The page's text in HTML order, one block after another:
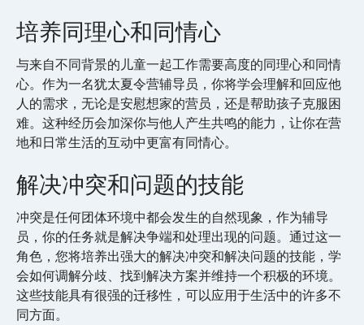
培养同理心和同情心
与来自不同背景的儿童一起工作需要高度的同理心和同情
心。作为一名犹太夏令营辅导员，你将学会理解和回应他
人的需求，无论是安慰想家的营员，还是帮助孩子克服困
难。这种经历会加深你与他人产生共鸣的能力，让你在营
地和日常生活的互动中更富有同情心。
解决冲突和问题的技能
冲突是任何团体环境中都会发生的自然现象，作为辅导
员，你的任务就是解决争端和处理出现的问题。通过这一
角色，您将培养出强大的解决冲突和解决问题的技能，学
会如何调解分歧、找到解决方案并维持一个积极的环境。
这些技能具有很强的迁移性，可以应用于生活中的许多不
同方面。